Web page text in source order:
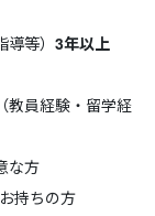
等） 3年以上
教員経験・留学経
な方
持ちの方